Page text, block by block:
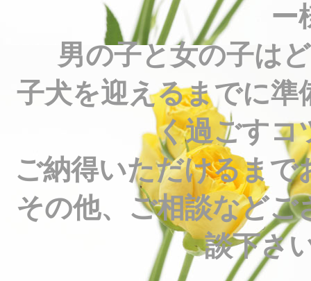
男の子と女の子は
子犬を迎えるまでに準
く過ごすコ
ご納得いただけるま
その他、ご相談など
談下さ